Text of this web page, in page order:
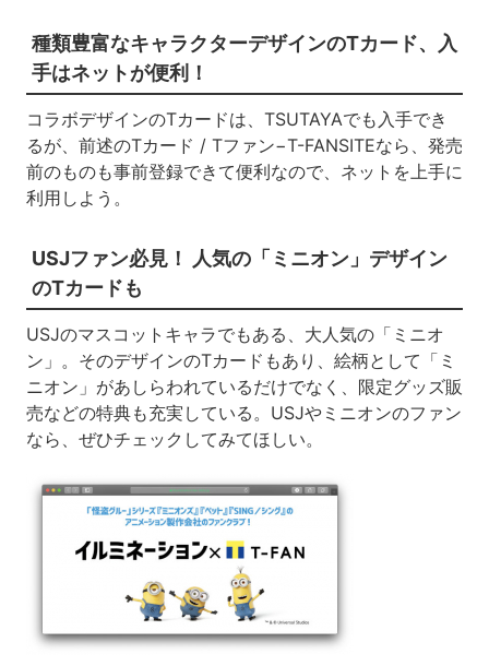
種類豊富なキャラクターデザインのTカード、入
手はネットが便利！
コラボデザインのTカードは、TSUTAYAでも入手でき
るが、前述のTカード / Tファン−T-FANSITEなら、発売
前のものも事前登録できて便利なので、ネットを上手に
利用しよう。
USJファン必見！ 人気の「ミニオン」デザイン
のTカードも
USJのマスコットキャラでもある、大人気の「ミニオ
ン」。そのデザインのTカードもあり、絵柄として「ミ
ニオン」があしらわれているだけでなく、限定グッズ販
売などの特典も充実している。USJやミニオンのファン
なら、ぜひチェックしてみてほしい。